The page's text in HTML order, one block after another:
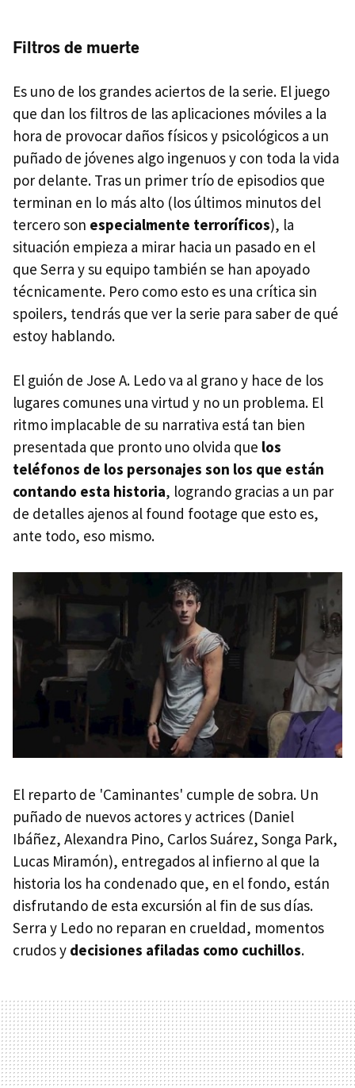
Filtros de muerte
Es uno de los grandes aciertos de la serie. El juego
que dan los filtros de las aplicaciones móviles a la
hora de provocar daños físicos y psicológicos a un
puñado de jóvenes algo ingenuos y con toda la vida
por delante. Tras un primer trío de episodios que
terminan en lo más alto (los últimos minutos del
tercero son especialmente terroríficos), la
situación empieza a mirar hacia un pasado en el
que Serra y su equipo también se han apoyado
técnicamente. Pero como esto es una crítica sin
spoilers, tendrás que ver la serie para saber de qué
estoy hablando.
El guión de Jose A. Ledo va al grano y hace de los
lugares comunes una virtud y no un problema. El
ritmo implacable de su narrativa está tan bien
presentada que pronto uno olvida que los
teléfonos de los personajes son los que están
contando esta historia, logrando gracias a un par
de detalles ajenos al found footage que esto es,
ante todo, eso mismo.
El reparto de 'Caminantes' cumple de sobra. Un
puñado de nuevos actores y actrices (Daniel
Ibáñez, Alexandra Pino, Carlos Suárez, Songa Park,
Lucas Miramón), entregados al infierno al que la
historia los ha condenado que, en el fondo, están
disfrutando de esta excursión al fin de sus días.
Serra y Ledo no reparan en crueldad, momentos
crudos y decisiones afiladas como cuchillos.